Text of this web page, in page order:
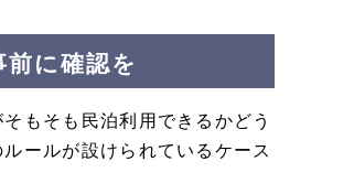
に確認を
もそも民泊利用できるかどう
ールが設けられているケース